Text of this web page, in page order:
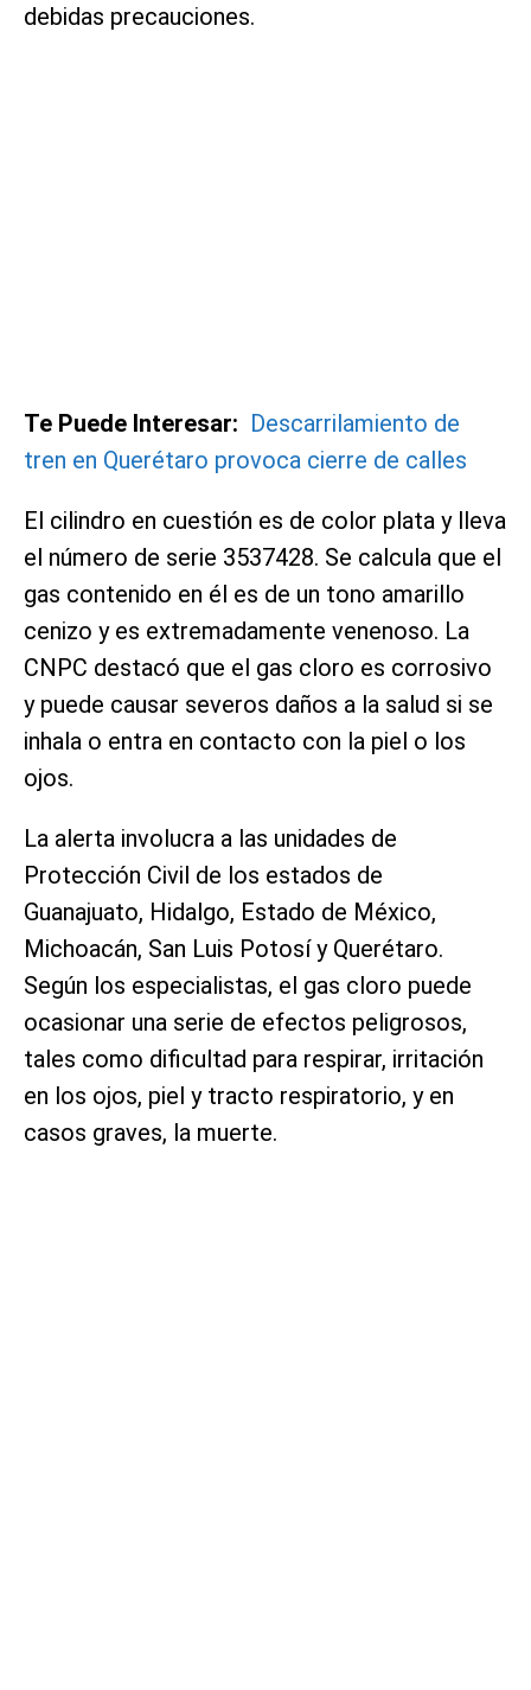
debidas precauciones.
Te Puede Interesar: Descarrilamiento de
tren en Querétaro provoca cierre de calles
El cilindro en cuestión es de color plata y lleva
el número de serie 3537428. Se calcula que el
gas contenido en él es de un tono amarillo
cenizo y es extremadamente venenoso. La
CNPC destacó que el gas cloro es corrosivo
y puede causar severos daños a la salud si se
inhala o entra en contacto con la piel o los
ojos.
La alerta involucra a las unidades de
Protección Civil de los estados de
Guanajuato, Hidalgo, Estado de México,
Michoacán, San Luis Potosí y Querétaro.
Según los especialistas, el gas cloro puede
ocasionar una serie de efectos peligrosos,
tales como dificultad para respirar, irritación
en los ojos, piel y tracto respiratorio, y en
casos graves, la muerte.